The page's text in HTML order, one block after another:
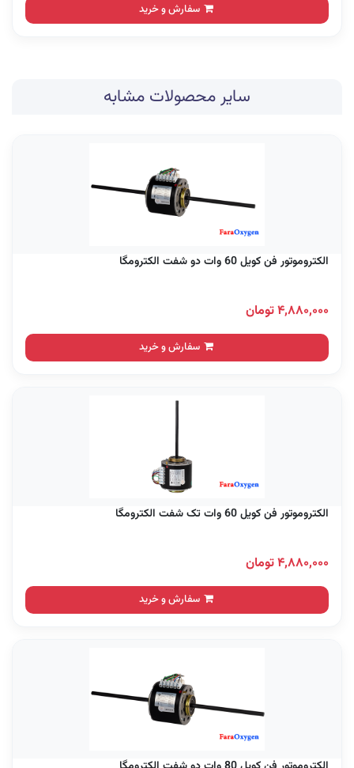
سفارش و خرید
سایر محصولات مشابه
الکتروموتور فن کویل 60 وات دو شفت الکترومگا
۴,۸۸۰,۰۰۰ تومان
سفارش و خرید
الکتروموتور فن کویل 60 وات تک شفت الکترومگا
۴,۸۸۰,۰۰۰ تومان
سفارش و خرید